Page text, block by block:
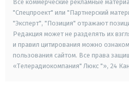
Все коммерческие рекламные
"Спецпроект" или "Партнерский
"Эксперт", "Позиция" отражают
Редакция может не разделять их
и правил цитирования можно
пользования сайтом. Все права
«Телерадиокомпания" Люкс "», 24